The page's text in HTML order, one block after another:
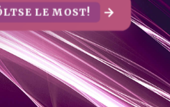
LE MOST!